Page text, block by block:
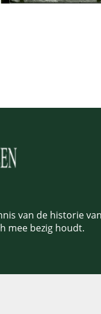
van de historie
mee bezig houdt.